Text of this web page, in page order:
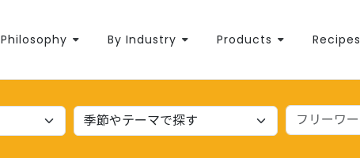
Philosophy By Industry Products Recipes